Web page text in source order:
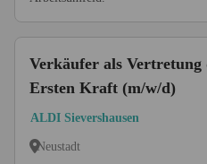
Verkäufer als Vertretung
Ersten Kraft (m/w/d)
ALDI Sievershausen
Neustadt